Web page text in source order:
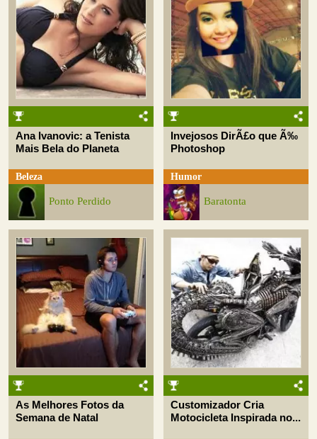
Ana Ivanovic: a Tenista
Mais Bela do Planeta
Beleza
Ponto Perdido
Invejosos DirÃ£o que Ã‰
Photoshop
Humor
Baratonta
As Melhores Fotos da
Semana de Natal
Customizador Cria
Motocicleta Inspirada no...